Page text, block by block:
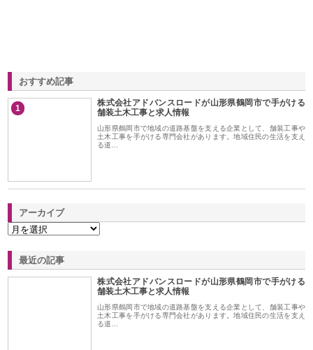
おすすめ記事
1
株式会社アドバンスロードが山形県鶴岡市で手がける
舗装土木工事と求人情報
山形県鶴岡市で地域の道路基盤を支える企業として、舗装工事や
土木工事を手がける専門会社があります。地域住民の生活を支え
る道…
アーカイブ
最近の記事
株式会社アドバンスロードが山形県鶴岡市で手がける
舗装土木工事と求人情報
山形県鶴岡市で地域の道路基盤を支える企業として、舗装工事や
土木工事を手がける専門会社があります。地域住民の生活を支え
る道…